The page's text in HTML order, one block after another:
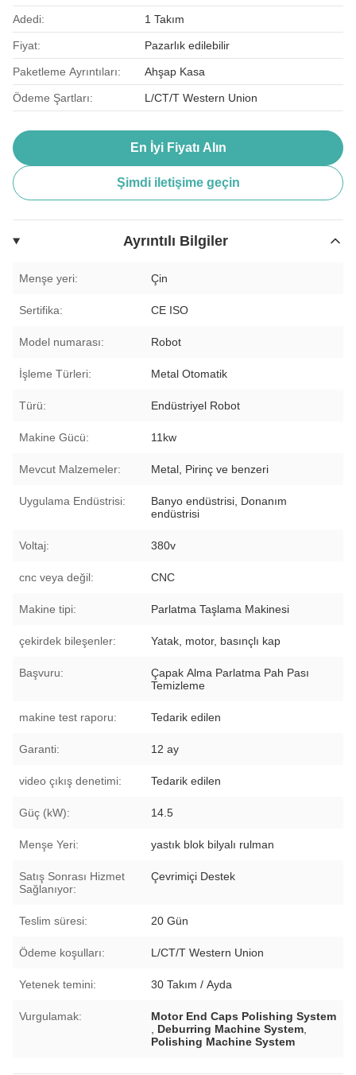
Adedi: 1 Takım
Fiyat: Pazarlık edilebilir
Paketleme Ayrıntıları: Ahşap Kasa
Ödeme Şartları: L/CT/T Western Union
En İyi Fiyatı Alın
Şimdi iletişime geçin
Ayrıntılı Bilgiler
Menşe yeri: Çin
Sertifika: CE ISO
Model numarası: Robot
İşleme Türleri: Metal Otomatik
Türü: Endüstriyel Robot
Makine Gücü: 11kw
Mevcut Malzemeler: Metal, Pirinç ve benzeri
Uygulama Endüstrisi:
Banyo endüstrisi, Donanım
endüstrisi
Voltaj: 380v
cnc veya değil: CNC
Makine tipi: Parlatma Taşlama Makinesi
çekirdek bileşenler: Yatak, motor, basınçlı kap
Başvuru:
Çapak Alma Parlatma Pah Pası
Temizleme
makine test raporu: Tedarik edilen
Garanti: 12 ay
video çıkış denetimi: Tedarik edilen
Güç (kW): 14.5
Menşe Yeri: yastık blok bilyalı rulman
Satış Sonrası Hizmet
Sağlanıyor:
Çevrimiçi Destek
Teslim süresi: 20 Gün
Ödeme koşulları: L/CT/T Western Union
Yetenek temini: 30 Takım / Ayda
Vurgulamak:
Motor End Caps Polishing System
Deburring Machine System
Polishing Machine System